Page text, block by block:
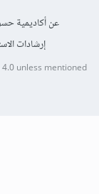
عن أكاديمية
إرشادات
4.0unless mentioned